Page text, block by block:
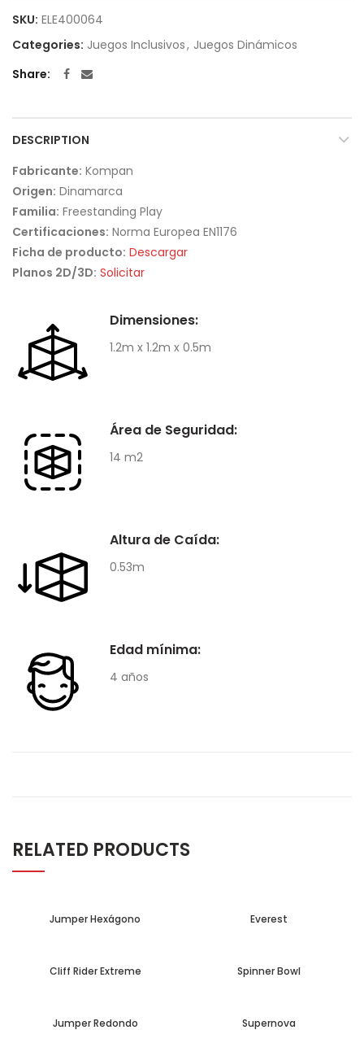
SKU: ELE400064
Categories: Juegos Inclusivos, Juegos Dinámicos
Share
DESCRIPTION
Fabricante: Kompan
Origen: Dinamarca
Familia: Freestanding Play
Certificaciones: Norma Europea EN1176
Ficha de producto: Descargar
Planos 2D/3D: Solicitar
Dimensiones:
1.2m x 1.2m x 0.5m
Área de Seguridad:
14 m2
Altura de Caída:
0.53m
Edad mínima:
4 años
RELATED PRODUCTS
Jumper Hexágono Everest
Cliff Rider Extreme Spinner Bowl
Jumper Redondo Supernova